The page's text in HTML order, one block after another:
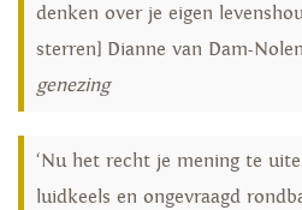
denken over je eigen
sterren] Dianne van Dam-
genezing
‘Nu het recht je mening te
luidkeels en ongevraagd